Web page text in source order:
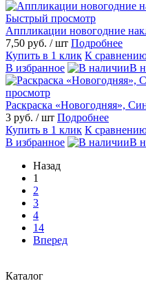
Быстрый просмотр
Аппликации новогодние
7,50 руб. / шт Подробнее
Купить в 1 клик К
В избранное
В
просмотр
Раскраска «Новогодняя»,
3 руб. / шт Подробнее
Купить в 1 клик К
В избранное
В
Назад
1
2
3
4
14
Вперед
Каталог